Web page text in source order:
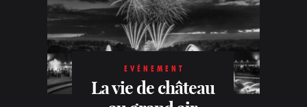
EVÉNEMENT
La vie de château